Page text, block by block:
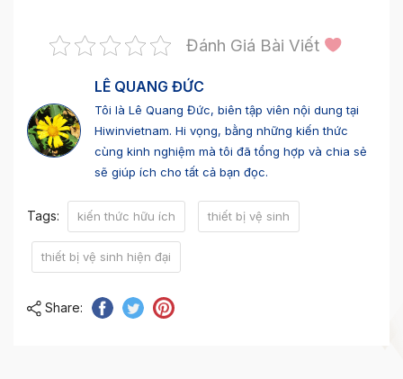
Đánh Giá Bài Viết
LÊ QUANG ĐỨC
Tôi là Lê Quang Đức, biên tập viên nội dung tại
Hiwinvietnam. Hi vọng, bằng những kiến thức
cùng kinh nghiệm mà tôi đã tổng hợp và chia sẻ
sẽ giúp ích cho tất cả bạn đọc.
Tags: kiến thức hữu ích thiết bị vệ sinh
thiết bị vệ sinh hiện đại
Share: